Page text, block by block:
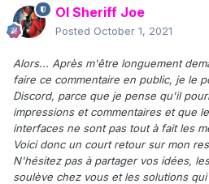
Ol Sheriff Joe
Posted October 1, 2021
Alors... Après m'être longuement
faire ce commentaire en public, je le
Discord, parce que je pense qu'il
impressions et commentaires et que
interfaces ne sont pas tout à fait les
Voici donc un court retour sur mon
N'hésitez pas à partager vos idées,
soulève chez vous et les solutions